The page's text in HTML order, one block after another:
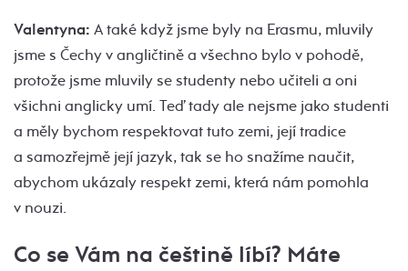
Valentyna: A také když jsme byly na Erasmu, mluvily
jsme s Čechy v angličtině a všechno bylo v pohodě,
protože jsme mluvily se studenty nebo učiteli a oni
všichni anglicky umí. Teď tady ale nejsme jako studenti
a měly bychom respektovat tuto zemi, její tradice
a samozřejmě její jazyk, tak se ho snažíme naučit,
abychom ukázaly respekt zemi, která nám pomohla
v nouzi.
Co se Vám na češtině líbí? Máte